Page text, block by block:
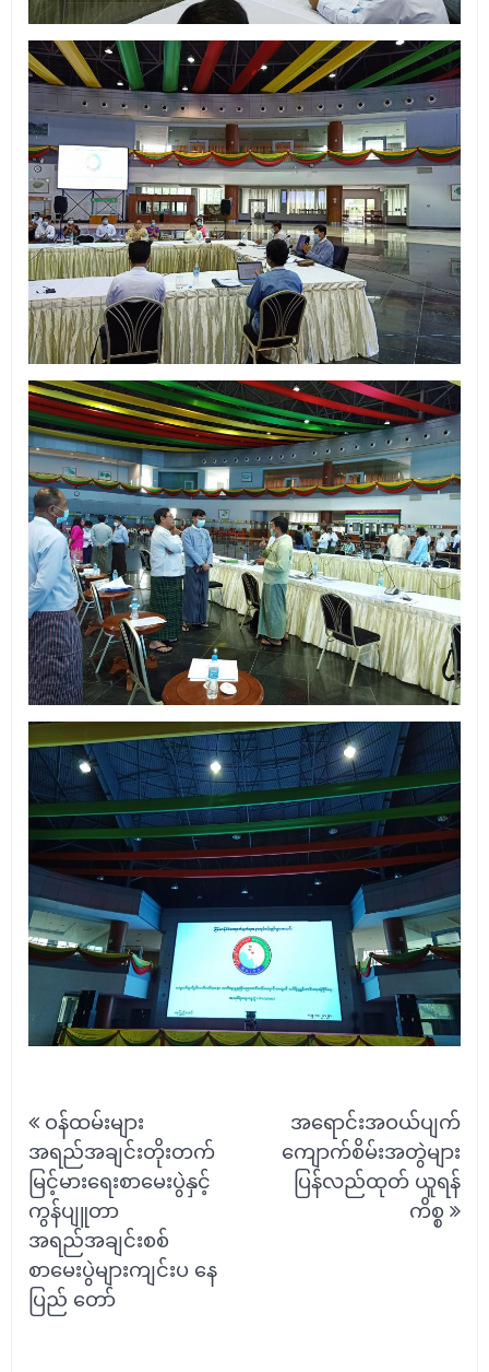
Post
navigation
ဝန်ထမ်းများ
အရည်အချင်းတိုးတက်
မြင့်မားရေးစာမေးပွဲနှင့်
ကွန်ပျူတာ
အရည်အချင်းစစ်
စာမေးပွဲများကျင်းပ နေ
ပြည် တော်
အရောင်းအဝယ်ပျက်
ကျောက်စိမ်းအတွဲများ
ပြန်လည်ထုတ် ယူရန်
ကိစ္စ